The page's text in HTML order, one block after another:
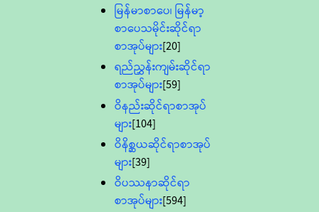
မြန်မာစာပေ၊ မြန်မာ့
စာပေသမိုင်းဆိုင်ရာ
စာအုပ်များ[20]
ရည်ညွှန်းကျမ်းဆိုင်ရာ
စာအုပ်များ[59]
ဝိနည်းဆိုင်ရာစာအုပ်
များ[104]
ဝိနိစ္ဆယဆိုင်ရာစာအုပ်
များ[39]
ဝိပဿနာဆိုင်ရာ
စာအုပ်များ[594]